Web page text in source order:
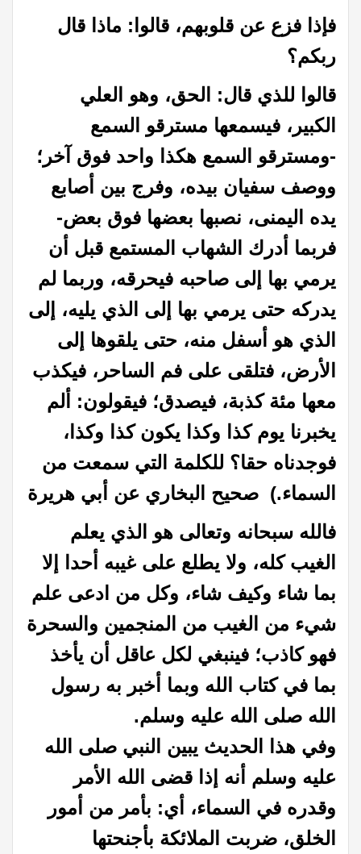
فإذا فزع عن قلوبهم، قالوا: ماذا قال
ربكم؟
قالوا للذي قال: الحق، وهو العلي
الكبير، فيسمعها مسترقو السمع
-ومسترقو السمع هكذا واحد فوق آخر؛
ووصف سفيان بيده، وفرج بين أصابع
يده اليمنى، نصبها بعضها فوق بعض-
فربما أدرك الشهاب المستمع قبل أن
يرمي بها إلى صاحبه فيحرقه، وربما لم
يدركه حتى يرمي بها إلى الذي يليه، إلى
الذي هو أسفل منه، حتى يلقوها إلى
الأرض، فتلقى على فم الساحر، فيكذب
معها مئة كذبة، فيصدق؛ فيقولون: ألم
يخبرنا يوم كذا وكذا يكون كذا وكذا،
فوجدناه حقا؟ للكلمة التي سمعت من
السماء.) صحيح البخاري عن أبي هريرة
فالله سبحانه وتعالى هو الذي يعلم
الغيب كله، ولا يطلع على غيبه أحدا إلا
بما شاء وكيف شاء، وكل من ادعى علم
شيء من الغيب من المنجمين والسحرة
فهو كاذب؛ فينبغي لكل عاقل أن يأخذ
بما في كتاب الله وبما أخبر به رسول
الله صلى الله عليه وسلم.
وفي هذا الحديث يبين النبي صلى الله
عليه وسلم أنه إذا قضى الله الأمر
وقدره في السماء، أي: بأمر من أمور
الخلق، ضربت الملائكة بأجنحتها